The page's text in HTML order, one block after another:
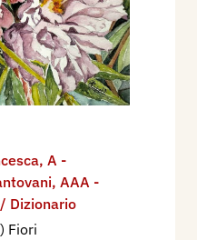
, A -
, AAA -
Dizionario
Fiori